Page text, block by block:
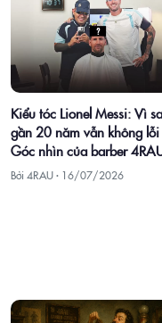
Kiểu tóc Lionel Messi: Vì
gần 20 năm vẫn không
Góc nhìn của barber
Bởi 4RAU · 16/07/2026